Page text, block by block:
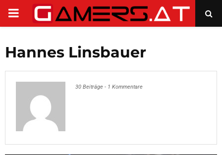
PRIMARY
Hannes Linsbauer
30 Beiträge - 1 Kommentare